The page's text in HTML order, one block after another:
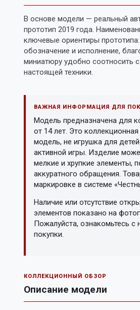
В основе модели — реальный
прототип 2019 года.
ключевые ориентиры
обозначение и исполнение,
миниатюру удобно соотносить
настоящей техники.
ВАЖНАЯ ИНФОРМАЦИЯ ДЛЯ
Модель предназначена для
от 14 лет. Это
модель, не игрушка для
активной игры. Изделие
мелкие и хрупкие элементы,
аккуратного обращения.
маркировке в системе
Наличие или отсутствие
элементов показано на
Пожалуйста, ознакомьтесь с
покупки.
КОЛЛЕКЦИОННЫЙ ОБЗОР
Описание модели